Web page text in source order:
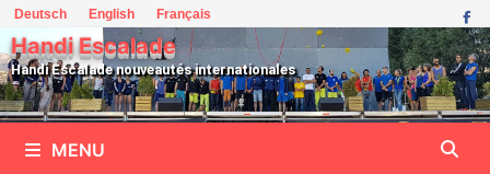
Passer
au
contenu
Deutsch English Français
Handi Escalade
Handi Escalade nouveautés internationales
MENU